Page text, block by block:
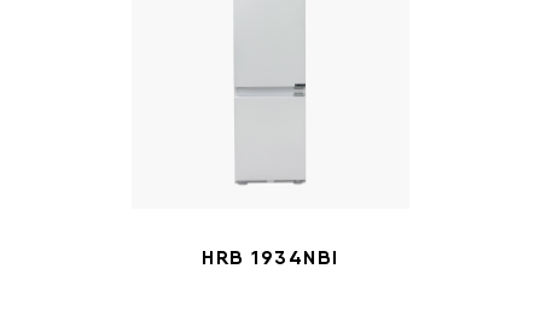
HRB 1934NBI